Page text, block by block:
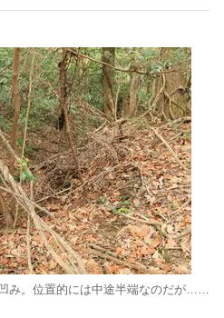
み。位置的には中途半端なのだが……